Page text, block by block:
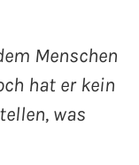
Menschen
hat er kein
was